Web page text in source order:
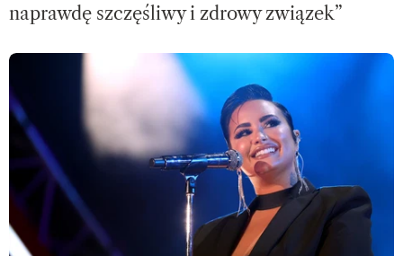
naprawdę szczęśliwy i zdrowy związek”